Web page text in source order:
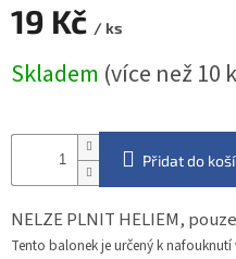
19 Kč / ks
cena:
Skladem (více než 10
Přidat do
NELZE PLNIT HELIEM,
Tento balonek je určený k nafouknutí